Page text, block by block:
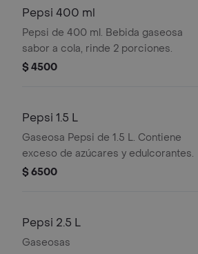
ideal para sorprender y disfrutar en
cumpleaños íntimos, en casa o en la
oficina. ¡la fiesta empieza con un buen
bocado!
Pepsi 400 ml
Pepsi de 400 ml. Bebida gaseosa
sabor a cola, rinde 2 porciones.
$ 4500
Pepsi 1.5 L
Gaseosa Pepsi de 1.5 L. Contiene
exceso de azúcares y edulcorantes.
$ 6500
Pepsi 2.5 L
Gaseosas